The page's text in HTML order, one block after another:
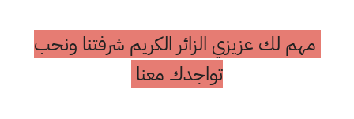
مهم لك عزيزي الزائر الكريم شرفتنا ونحب
تواجدك معنا